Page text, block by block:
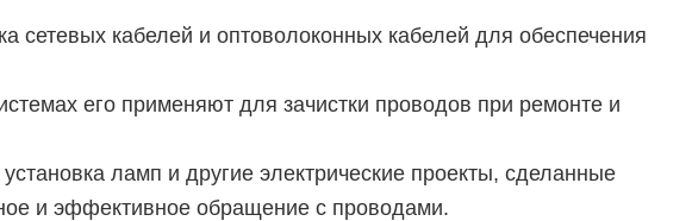
сетевых кабелей и оптоволоконных кабелей для обеспечения
его применяют для зачистки проводов при ремонте и
ламп и другие электрические проекты, сделанные
и эффективное обращение с проводами.